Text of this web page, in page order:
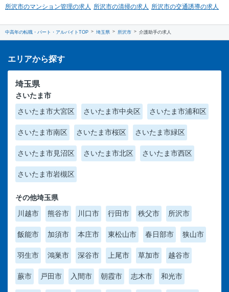
所沢市のマンション管理の求人 所沢市の清掃の求人 所沢市の交通誘導の求人
中高年の転職・パート・アルバイトTOP 埼玉県 所沢市 介護助手の求人
エリアから探す
埼玉県
さいたま市
さいたま市大宮区
さいたま市中央区 さいたま市浦和区
さいたま市南区 さいたま市桜区 さいたま市緑区
さいたま市見沼区 さいたま市北区 さいたま市西区
さいたま市岩槻区
その他埼玉県
川越市
熊谷市 川口市 行田市 秩父市 所沢市
飯能市 加須市 本庄市 東松山市 春日部市 狭山市
羽生市 鴻巣市 深谷市 上尾市 草加市 越谷市
蕨市 戸田市 入間市 朝霞市 志木市 和光市